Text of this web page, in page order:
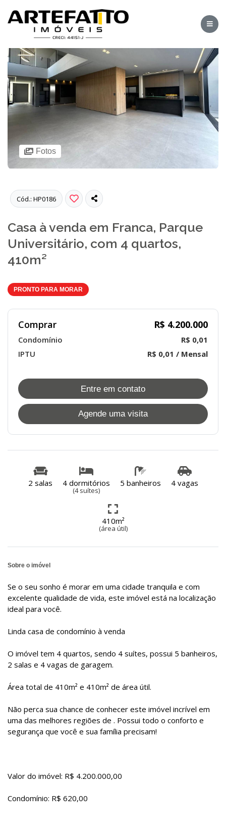
Fotos
Cód.: HP0186
Casa à venda em Franca, Parque
Universitário, com 4 quartos,
410m²
PRONTO PARA MORAR
Comprar R$ 4.200.000
Condomínio
R$ 0,01
IPTU
R$ 0,01 / Mensal
Entre em contato
Agende uma visita
2 salas 4 dormitórios
(4 suítes)
5 banheiros 4 vagas
410m²
(área útil)
Sobre o imóvel
Se o seu sonho é morar em uma cidade tranquila e com
excelente qualidade de vida, este imóvel está na localização
ideal para você.
Linda casa de condomínio à venda
O imóvel tem 4 quartos, sendo 4 suítes, possui 5 banheiros,
2 salas e 4 vagas de garagem.
Área total de 410m² e 410m² de área útil.
Não perca sua chance de conhecer este imóvel incrível em
uma das melhores regiões de . Possui todo o conforto e
segurança que você e sua família precisam!
Valor do imóvel: R$ 4.200.000,00
Condomínio: R$ 620,00